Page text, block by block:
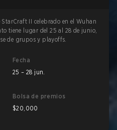
II celebrado en el Wuhan
tiene lugar del 25 al 28 de junio,
de grupos y playoffs.
Fecha
25 – 28 jun.
Bolsa de premios
$20,000